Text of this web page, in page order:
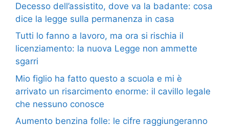
Decesso dell’assistito, dove va la badante: cosa
dice la legge sulla permanenza in casa
Tutti lo fanno a lavoro, ma ora si rischia il
licenziamento: la nuova Legge non ammette
sgarri
Mio figlio ha fatto questo a scuola e mi è
arrivato un risarcimento enorme: il cavillo legale
che nessuno conosce
Aumento benzina folle: le cifre raggiungeranno